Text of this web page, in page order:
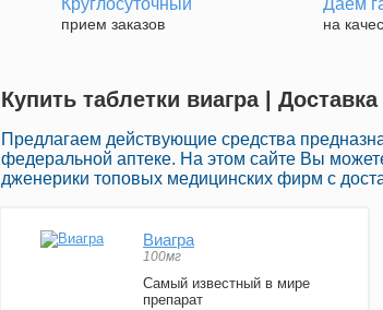
Круглосуточный
прием заказов
Даем
на
Купить таблетки виагра |
Предлагаем действующие средства
федеральной аптеке. На этом сайте Вы
дженерики топовых медицинских фирм с
Виагра
100мг
Самый известный в мире
препарат